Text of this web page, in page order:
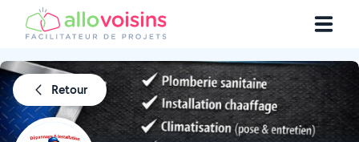
Retour